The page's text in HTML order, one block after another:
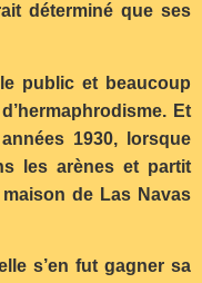
déterminé que ses
public et beaucoup
Et
1930, lorsque
les arènes et partit
de Las Navas
s’en fut gagner sa